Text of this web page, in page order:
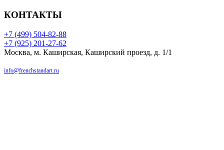
КОНТАКТЫ
+7 (499) 504-82-88
+7 (925) 201-27-62
Москва, м. Каширская, Каширский проезд, д. 1/1
info@frenchstandart.ru